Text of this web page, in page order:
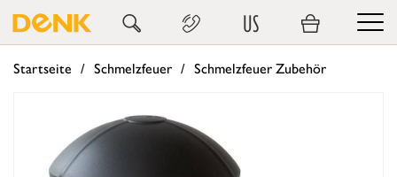
US
Startseite Schmelzfeuer Schmelzfeuer Zubehör